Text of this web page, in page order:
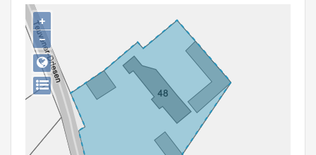
Gebeurtenis
Persoon of collectief
Downloads
Hergebruik
Aanmelden
+
−